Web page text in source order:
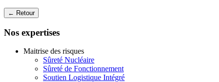
← Retour
Nos expertises
Maitrise des risques
Sûreté Nucléaire
Sûreté de Fonctionnement
Soutien Logistique Intégré